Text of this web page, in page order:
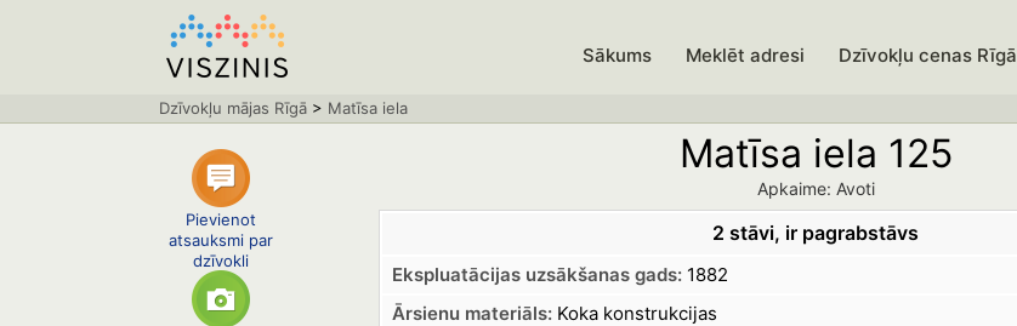
Sākums Meklēt adresi Dzīvokļu cenas Rīgā
Dzīvokļu mājas Rīgā > Matīsa iela
Matīsa iela 125
Apkaime: Avoti
Pievienot
atsauksmi par
dzīvokli
2 stāvi, ir pagrabstāvs
Ekspluatācijas uzsākšanas gads: 1882
Ārsienu materiāls: Koka konstrukcijas